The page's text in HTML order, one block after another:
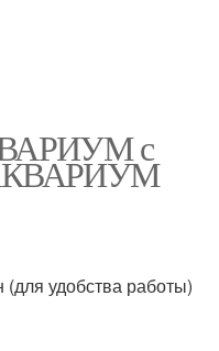
с
(для удобства работы)